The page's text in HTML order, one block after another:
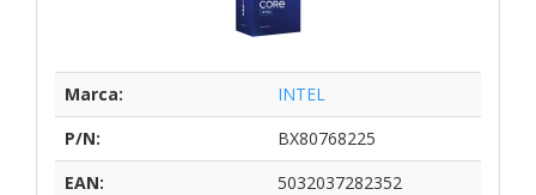
Marca:
INTEL
P/N:
BX80768225
EAN:
5032037282352